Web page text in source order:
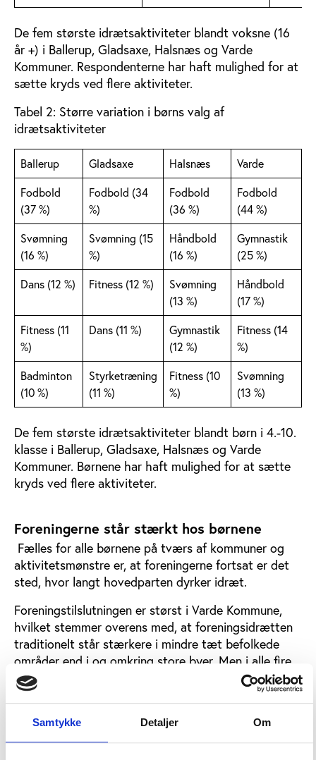
Samtykke Detaljer Om
De fem største idrætsaktiviteter blandt voksne (16
år +) i Ballerup, Gladsaxe, Halsnæs og Varde
Kommuner. Respondenterne har haft mulighed for at
sætte kryds ved flere aktiviteter.
Tabel 2: Større variation i børns valg af
idrætsaktiviteter
Ballerup Gladsaxe Halsnæs Varde
Fodbold
(37 %)
Fodbold (34
%)
Fodbold
(36 %)
Fodbold
(44 %)
Svømning
(16 %)
Svømning (15
%)
Håndbold
(16 %)
Gymnastik
(25 %)
Dans (12 %) Fitness (12 %)
Svømning
(13 %)
Håndbold
(17 %)
Fitness (11
%)
Dans (11 %)
Gymnastik
(12 %)
Fitness (14
%)
Badminton
(10 %)
Styrketræning
(11 %)
Fitness (10
%)
Svømning
(13 %)
De fem største idrætsaktiviteter blandt børn i 4.-10.
klasse i Ballerup, Gladsaxe, Halsnæs og Varde
Kommuner. Børnene har haft mulighed for at sætte
kryds ved flere aktiviteter.
Foreningerne står stærkt hos børnene
Fælles for alle børnene på tværs af kommuner og
aktivitetsmønstre er, at foreningerne fortsat er det
sted, hvor langt hovedparten dyrker idræt.
Foreningstilslutningen er størst i Varde Kommune,
hvilket stemmer overens med, at foreningsidrætten
traditionelt står stærkere i mindre tæt befolkede
områder end i og omkring store byer. Men i alle fire
kommuner er børns foreningsdeltagelse høj (figur 1).
Figur 1: På tværs af kommuner varierer børns
organiseringen af idrætsaktiviteter i mindre grad